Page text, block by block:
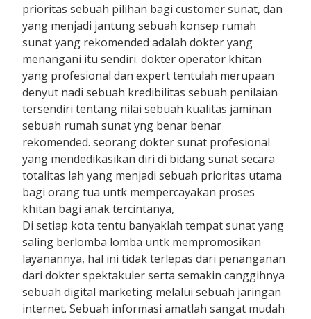
prioritas sebuah pilihan bagi customer sunat, dan
yang menjadi jantung sebuah konsep rumah
sunat yang rekomended adalah dokter yang
menangani itu sendiri. dokter operator khitan
yang profesional dan expert tentulah merupaan
denyut nadi sebuah kredibilitas sebuah penilaian
tersendiri tentang nilai sebuah kualitas jaminan
sebuah rumah sunat yng benar benar
rekomended. seorang dokter sunat profesional
yang mendedikasikan diri di bidang sunat secara
totalitas lah yang menjadi sebuah prioritas utama
bagi orang tua untk mempercayakan proses
khitan bagi anak tercintanya,
Di setiap kota tentu banyaklah tempat sunat yang
saling berlomba lomba untk mempromosikan
layanannya, hal ini tidak terlepas dari penanganan
dari dokter spektakuler serta semakin canggihnya
sebuah digital marketing melalui sebuah jaringan
internet. Sebuah informasi amatlah sangat mudah